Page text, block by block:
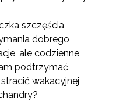
szczęścia,
dobrego
ale codzienne
podtrzymać
wakacyjnej